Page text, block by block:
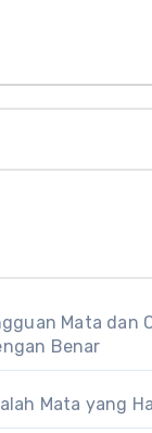
Mata dan
Benar
Mata yang